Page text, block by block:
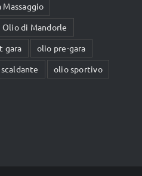
Massaggio
Olio di Mandorle
gara
olio pre-gara
olio sportivo